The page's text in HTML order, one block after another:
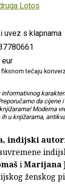
Lotos
uvez s klapnama
eur
tečaju
informativnog
da cijene
Moderna
u knjižarama,
indijski
iMarijana
ženskog